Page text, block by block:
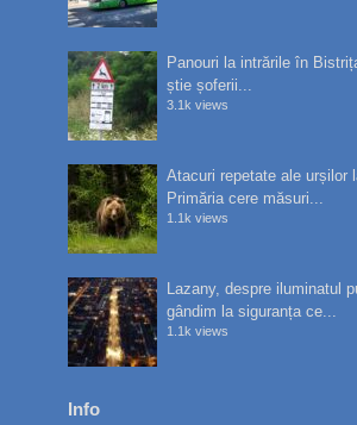
Panouri la intrările în
știe șoferii...
3.1k views
Atacuri repetate ale urșilor
Primăria cere măsuri...
1.1k views
Lazany, despre iluminatul
gândim la siguranța ce...
1.1k views
Info